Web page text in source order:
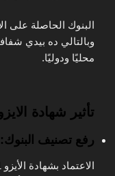
وبالتالي ده بيدي
محليًا ودوليًا.
تأثير شهادة الايزو 22301 على القطاع
رفع تصنيف البنوك: